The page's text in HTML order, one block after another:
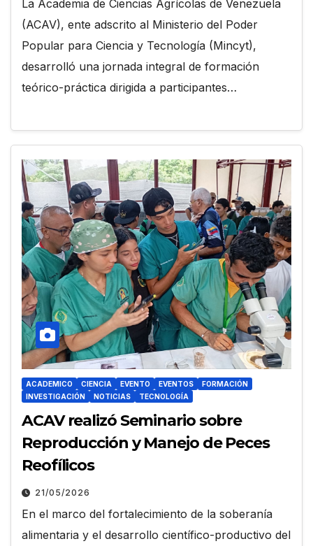
La Academia de Ciencias Agrícolas de Venezuela
(ACAV), ente adscrito al Ministerio del Poder
Popular para Ciencia y Tecnología (Mincyt),
desarrolló una jornada integral de formación
teórico-práctica dirigida a participantes…
ACADEMICO CIENCIA EVENTO EVENTOS
FORMACIÓN
INVESTIGACIÓN
NOTICIAS TECNOLOGÍA
ACAV realizó Seminario sobre
Reproducción y Manejo de Peces
Reofílicos
21/05/2026
En el marco del fortalecimiento de la soberanía
alimentaria y el desarrollo científico-productivo del